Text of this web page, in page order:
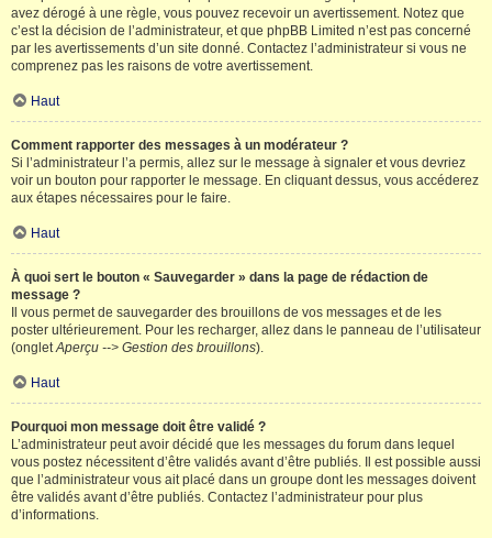
avez dérogé à une règle, vous pouvez recevoir un avertissement. Notez que
c’est la décision de l’administrateur, et que phpBB Limited n’est pas concerné
par les avertissements d’un site donné. Contactez l’administrateur si vous ne
comprenez pas les raisons de votre avertissement.
Haut
Comment rapporter des messages à un modérateur ?
Si l’administrateur l’a permis, allez sur le message à signaler et vous devriez
voir un bouton pour rapporter le message. En cliquant dessus, vous accéderez
aux étapes nécessaires pour le faire.
Haut
À quoi sert le bouton « Sauvegarder » dans la page de rédaction de
message ?
Il vous permet de sauvegarder des brouillons de vos messages et de les
poster ultérieurement. Pour les recharger, allez dans le panneau de l’utilisateur
(ongletAperçu --> Gestion des brouillons).
Haut
Pourquoi mon message doit être validé ?
L’administrateur peut avoir décidé que les messages du forum dans lequel
vous postez nécessitent d’être validés avant d’être publiés. Il est possible aussi
que l’administrateur vous ait placé dans un groupe dont les messages doivent
être validés avant d’être publiés. Contactez l’administrateur pour plus
d’informations.